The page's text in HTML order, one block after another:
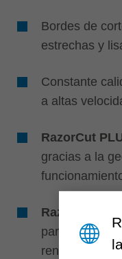
Bordes de
estrechas y
Constante
a altas
RazorCut
gracias a la
RazorCut
para
rendimientos